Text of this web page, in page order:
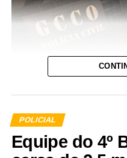
A Polícia Civil de Mato
POLICIAL
Equipe do 4º